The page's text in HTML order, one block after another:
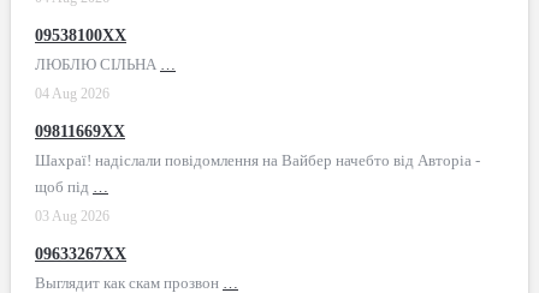
09538100XX
ЛЮБЛЮ СІЛЬНА …
04 Aug 2026
09811669XX
Шахраї! надіслали повідомлення на Вайбер начебто від Авторіа -
щоб під …
03 Aug 2026
09633267XX
Выглядит как скам прозвон …